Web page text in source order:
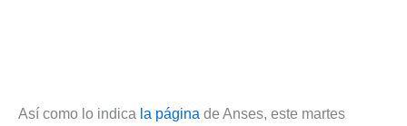
Así como lo indica la página de Anses, este martes